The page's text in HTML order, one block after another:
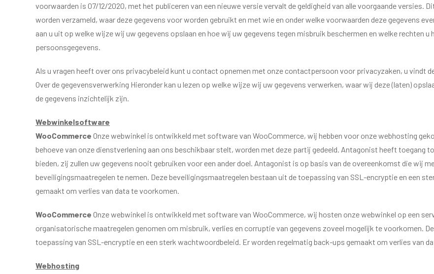
voorwaarden is 07/12/2020, met het publiceren van een nieuwe versie vervalt de geldigheid van alle voorgaande versies.
worden verzameld, waar deze gegevens voor worden gebruikt en met wie en onder welke voorwaarden deze gegevens
aan u uit op welke wijze wij uw gegevens opslaan en hoe wij uw gegevens tegen misbruik beschermen en welke rechten
persoonsgegevens.
Als u vragen heeft over ons privacybeleid kunt u contact opnemen met onze contactpersoon voor privacyzaken, u vindt
Over de gegevensverwerking Hieronder kan u lezen op welke wijze wij uw gegevens verwerken, waar wij deze (laten)
de gegevens inzichtelijk zijn.
Webwinkelsoftware
WooCommerce Onze webwinkel is ontwikkeld met software van WooCommerce, wij hebben voor onze webhosting
behoeve van onze dienstverlening aan ons beschikbaar stelt, worden met deze partij gedeeld. Antagonist heeft toegang
bieden, zij zullen uw gegevens nooit gebruiken voor een ander doel. Antagonist is op basis van de overeenkomst die wij
beveiligingsmaatregelen te nemen. Deze beveiligingsmaatregelen bestaan uit de toepassing van SSL-encryptie en een
gemaakt om verlies van data te voorkomen.
WooCommerce Onze webwinkel is ontwikkeld met software van WooCommerce, wij hosten onze webwinkel op een
organisatorische maatregelen genomen om misbruik, verlies en corruptie van gegevens zoveel mogelijk te voorkomen.
toepassing van SSL-encryptie en een sterk wachtwoordbeleid. Er worden regelmatig back-ups gemaakt om verlies van
Webhosting